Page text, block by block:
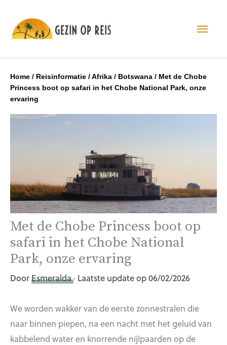
Home / Reisinformatie / Afrika / Botswana / Met de Chobe
Princess boot op safari in het Chobe National Park, onze
ervaring
Met de Chobe Princess boot op
safari in het Chobe National
Park, onze ervaring
DoorEsmeralda· Laatste update op 06/02/2026
We worden wakker van de eerste zonnestralen die
naar binnen piepen, na een nacht met het geluid van
kabbelend water en knorrende nijlpaarden op de